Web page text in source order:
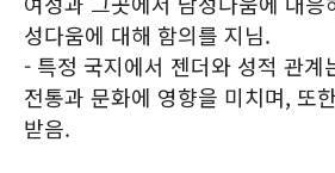
성다움에 대해 함의를 지님.
- 특정 국지에서 젠더와 성적 관계
전통과 문화에 영향을 미치며, 또
받음.